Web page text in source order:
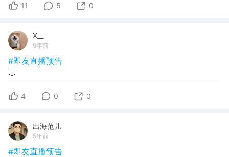
11 5 0
X__
5年前
#即友直播预告
🍊
4 0 0
出海范儿
5年前
#即友直播预告